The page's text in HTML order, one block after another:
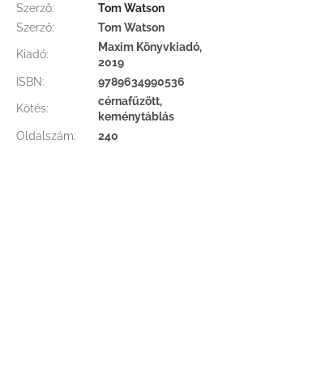
Szerző:
Tom Watson
Szerző: Tom Watson
Kiadó:
Maxim Könyvkiadó,
2019
ISBN: 9789634990536
Kötés:
cérnafűzött,
keménytáblás
Oldalszám: 240